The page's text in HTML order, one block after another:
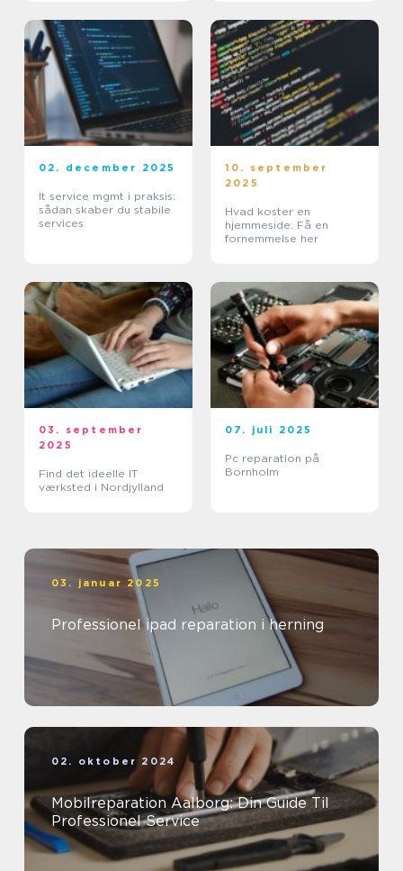
02. december 2025
It service mgmt i praksis:
sådan skaber du stabile
services
10. september
2025
Hvad koster en
hjemmeside: Få en
fornemmelse her
03. september
2025
Find det ideelle IT
værksted i Nordjylland
07. juli 2025
Pc reparation på
Bornholm
03. januar 2025
Professionel ipad reparation i herning
02. oktober 2024
Mobilreparation Aalborg: Din Guide Til
Professionel Service